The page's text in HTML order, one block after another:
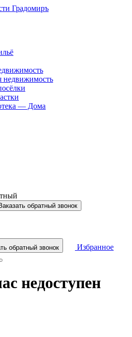
недвижимость
— Дома
обратный звонок
обратный звонок Избранное
недоступен